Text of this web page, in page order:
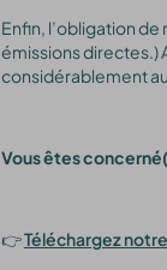
Enfin, l’obligation
émissions directes.)
considérablement
Vous êtes
👉Téléchargez notre